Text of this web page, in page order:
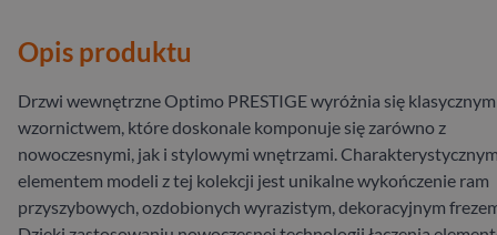
Opis produktu
Drzwi wewnętrzne Optimo PRESTIGE wyróżnia się klasycznym
wzornictwem, które doskonale komponuje się zarówno z
nowoczesnymi, jak i stylowymi wnętrzami.
elementem modeli z tej kolekcji jest unikalne wykończenie ram
przyszybowych, ozdobionych wyrazistym, dekoracyjnym